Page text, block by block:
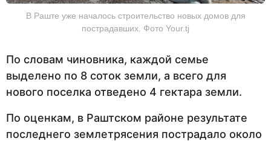
В Раште уже началось строительство новых домов для
пострадавших. Фото Your.tj
По словам чиновника, каждой семье
выделено по 8 соток земли, а всего для
нового поселка отведено 4 гектара земли.
По оценкам, в Раштском районе результате
последнего землетрясения пострадало около